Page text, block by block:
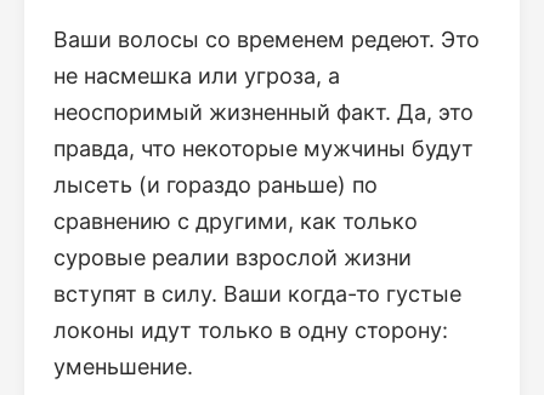
Ваши волосы со временем редеют. Это
не насмешка или угроза, а
неоспоримый жизненный факт. Да, это
правда, что некоторые мужчины будут
лысеть (и гораздо раньше) по
сравнению с другими, как только
суровые реалии взрослой жизни
вступят в силу. Ваши когда-то густые
локоны идут только в одну сторону:
уменьшение.